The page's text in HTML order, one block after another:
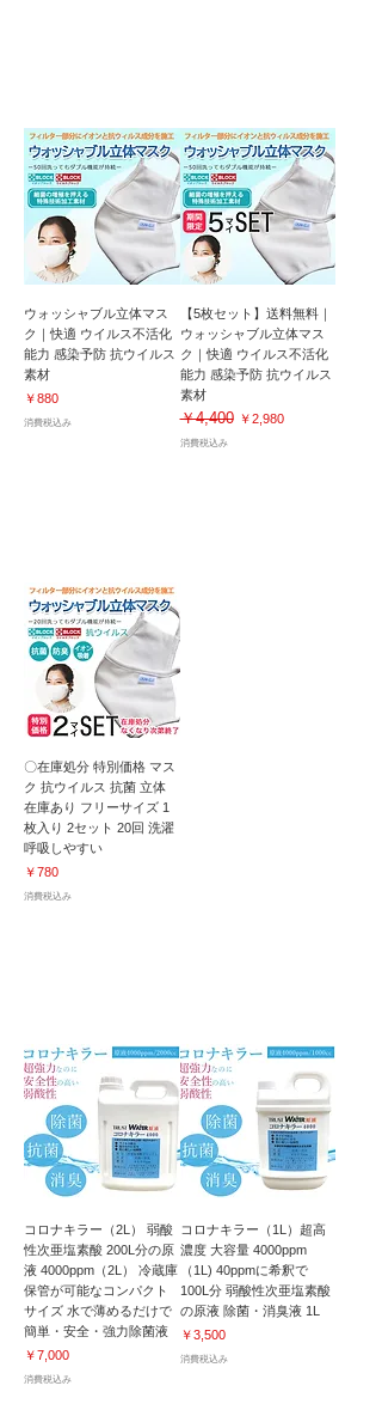
ウォッシャブル立体マス
ク｜快適 ウイルス不活化
能力 感染予防 抗ウイルス
素材
価格
￥880
消費税込み
【5枚セット】送料無料｜
ウォッシャブル立体マス
ク｜快適 ウイルス不活化
能力 感染予防 抗ウイルス
素材
通常価格
￥4,400 セール価格
￥2,980
消費税込み
〇在庫処分 特別価格 マス
ク 抗ウイルス 抗菌 立体
在庫あり フリーサイズ 1
枚入り 2セット 20回 洗濯
呼吸しやすい
価格
￥780
消費税込み
コロナキラー（2L） 弱酸
性次亜塩素酸 200L分の原
液 4000ppm（2L） 冷蔵庫
保管が可能なコンパクト
サイズ 水で薄めるだけで
簡単・安全・強力除菌液
価格
￥7,000
消費税込み
コロナキラー（1L）超高
濃度 大容量 4000ppm
（1L) 40ppmに希釈で
100L分 弱酸性次亜塩素酸
の原液 除菌・消臭液 1L
価格
￥3,500
消費税込み